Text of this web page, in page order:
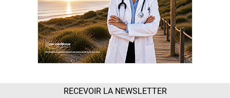
RECEVOIR LA NEWSLETTER